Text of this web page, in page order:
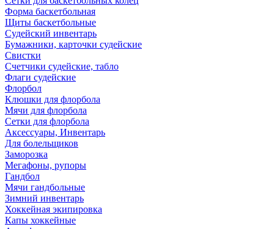
Форма баскетбольная
Щиты баскетбольные
Судейский инвентарь
Бумажники, карточки судейские
Свистки
Счетчики судейские, табло
Флаги судейские
Флорбол
Клюшки для флорбола
Мячи для флорбола
Сетки для флорбола
Аксессуары, Инвентарь
Для болельщиков
Заморозка
Мегафоны, рупоры
Гандбол
Мячи гандбольные
Зимний инвентарь
Хоккейная экипировка
Капы хоккейные